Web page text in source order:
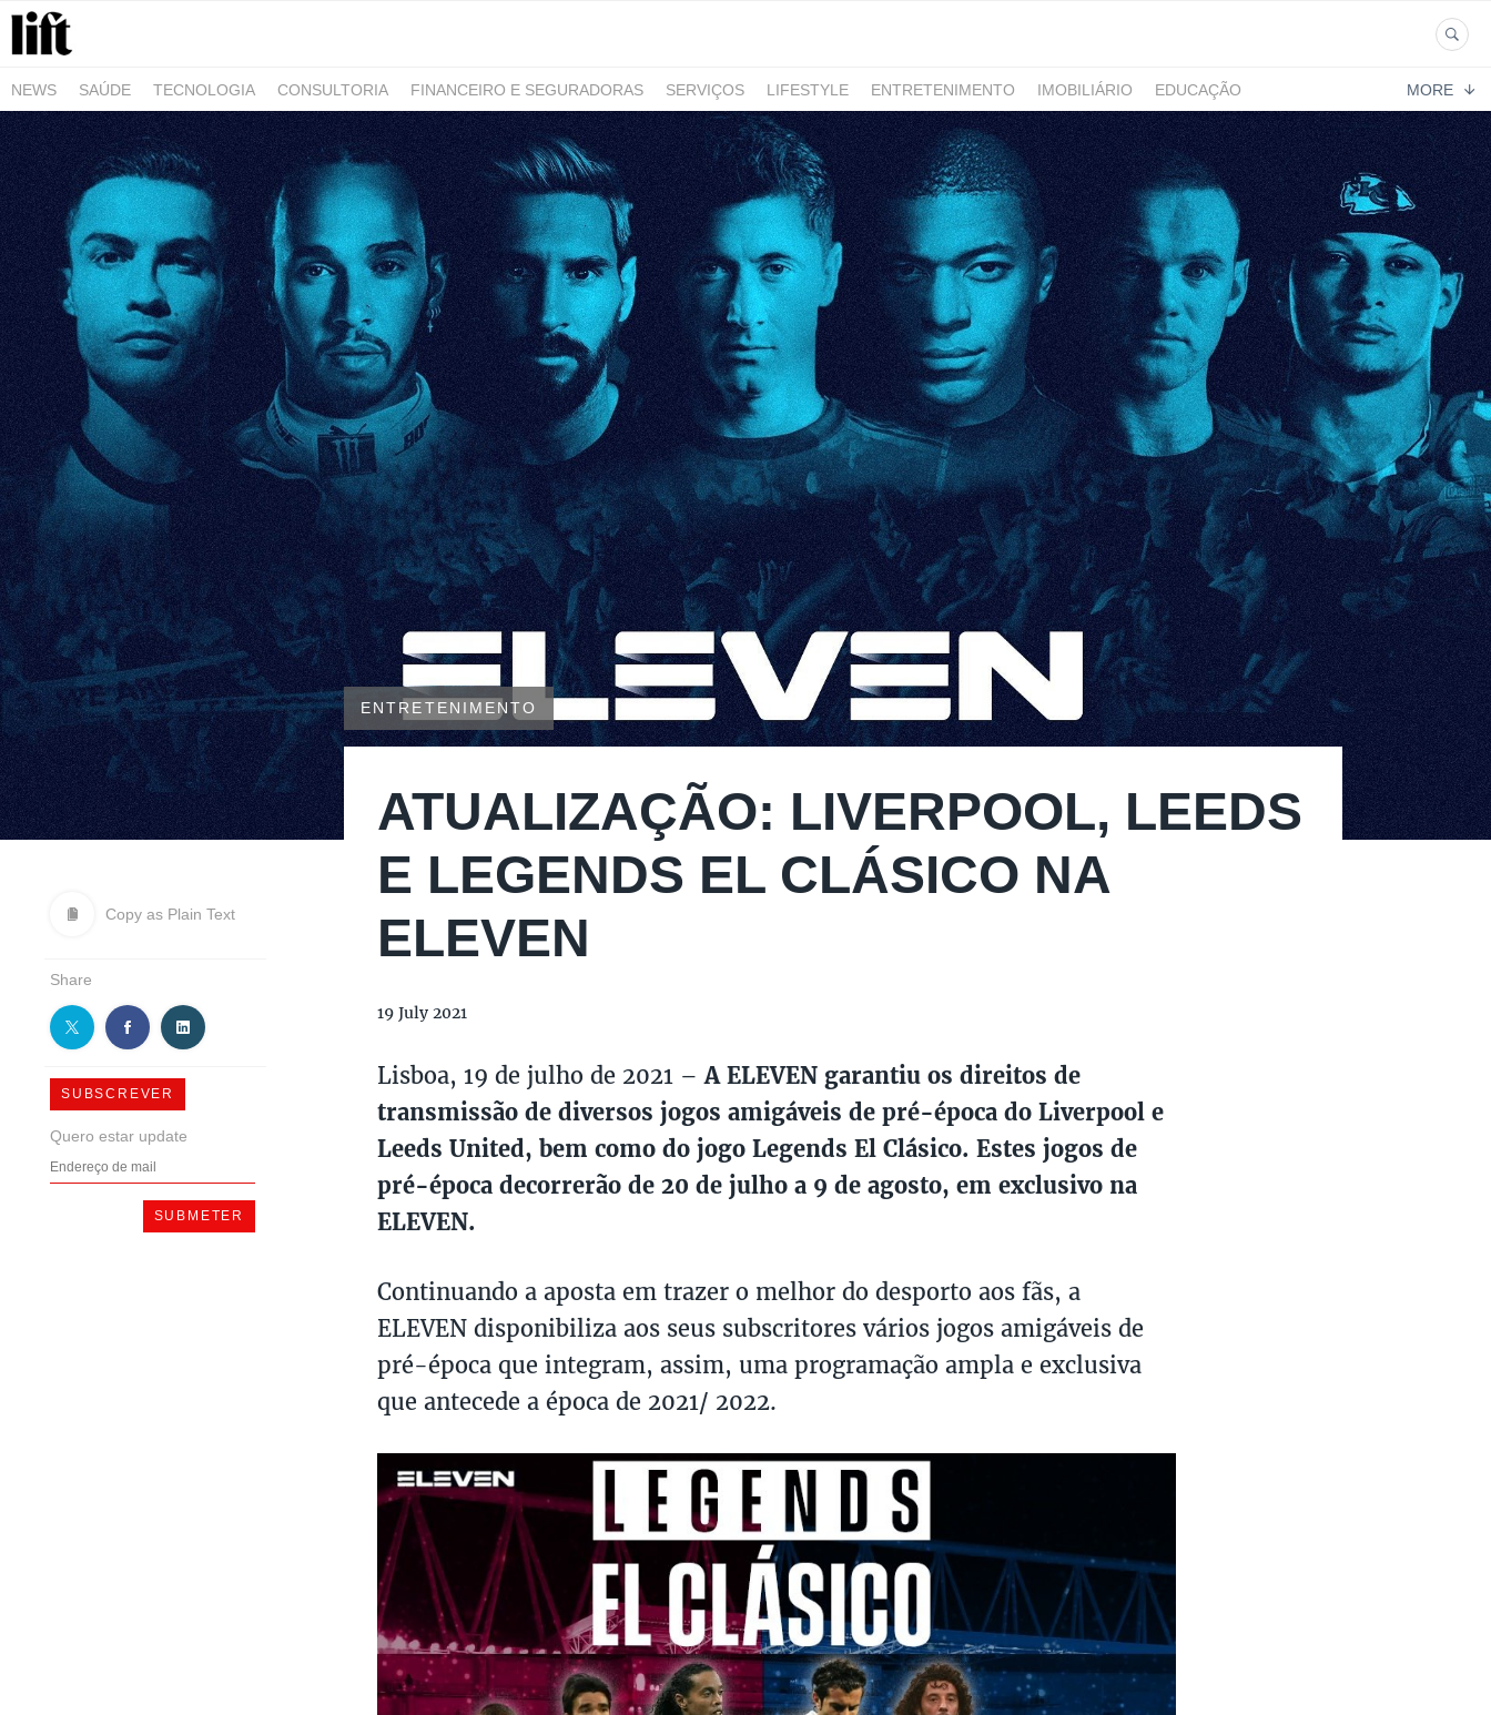
NEWS SAÚDE TECNOLOGIA CONSULTORIA FINANCEIRO E SEGURADORAS SERVIÇOS LIFESTYLE ENTRETENIMENTO IMOBILIÁRIO
EDUCAÇÃO
AGRO-ALIMENTAR
NEGÓCIOS & EMPRESAS ARQUITETURA GAMING NOTÍCIAS
MORE
Copy as Plain Text
Share
SUBSCREVER
Quero estar update
ENTRETENIMENTO
ATUALIZAÇÃO: LIVERPOOL, LEEDS
E LEGENDS EL CLÁSICO NA
ELEVEN
19 July 2021
Lisboa, 19 de julho de 2021 –A ELEVEN garantiu os direitos de
transmissão de diversos jogos amigáveis de pré-época do Liverpool e
Leeds United, bem como do jogo Legends El Clásico. Estes jogos de
pré-época decorrerão de 20 de julho a 9 de agosto, em exclusivo na
ELEVEN.
Continuando a aposta em trazer o melhor do desporto aos fãs, a
ELEVEN disponibiliza aos seus subscritores vários jogos amigáveis de
pré-época que integram, assim, uma programação ampla e exclusiva
que antecede a época de 2021/ 2022.